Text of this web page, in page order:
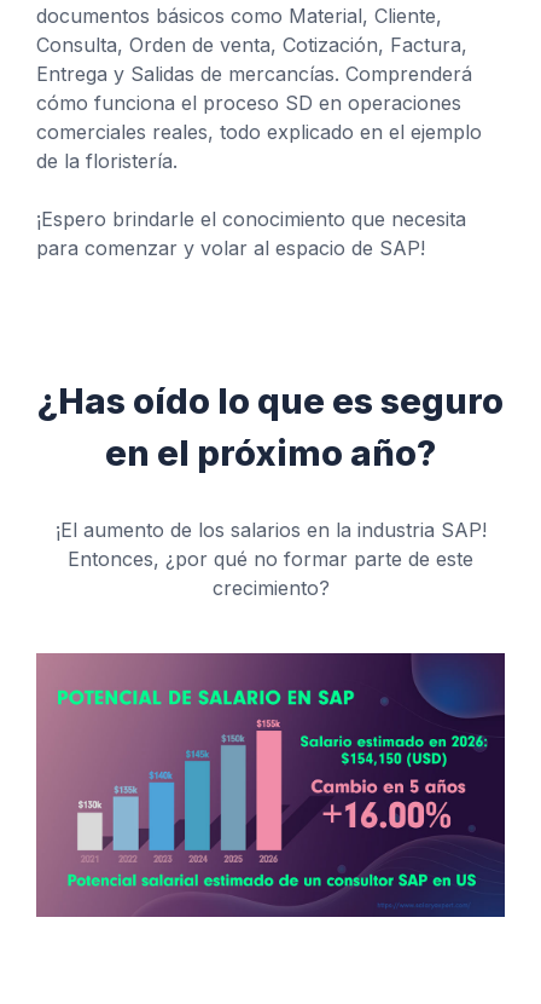
documentos básicos como Material, Cliente,
Consulta, Orden de venta, Cotización, Factura,
Entrega y Salidas de mercancías. Comprenderá
cómo funciona el proceso SD en operaciones
comerciales reales, todo explicado en el ejemplo
de la floristería.
¡Espero brindarle el conocimiento que necesita
para comenzar y volar al espacio de SAP!
¿Has oído lo que es seguro
en el próximo año?
¡El aumento de los salarios en la industria SAP!
Entonces, ¿por qué no formar parte de este
crecimiento?